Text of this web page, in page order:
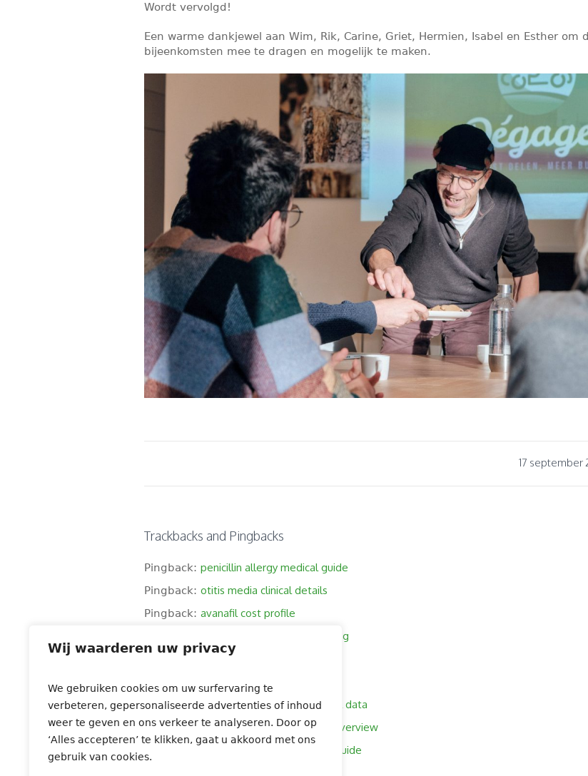
Wij waarderen uw privacy
We gebruiken cookies om uw surfervaring te
verbeteren, gepersonaliseerde advertenties of inhoud
weer te geven en ons verkeer te analyseren. Door op
‘Alles accepteren’ te klikken, gaat u akkoord met ons
gebruik van cookies.
Wordt vervolgd!
Een warme dankjewel aan Wim, Rik, Carine, Griet, Hermien, Isabel en Esther om
bijeenkomsten mee te dragen en mogelijk te maken.
17 september
Trackbacks and Pingbacks
Pingback: penicillin allergy medical guide
Pingback: otitis media clinical details
Pingback: avanafil cost profile
sildenafil online vs local pricing
Pingback: sildenafil risk mitigation
Pingback: minoxidil onset and duration
Pingback:ivermectin mechanism clinical data
Pingback: terbinafine side effects full overview
ketoconazole shampoo full guide